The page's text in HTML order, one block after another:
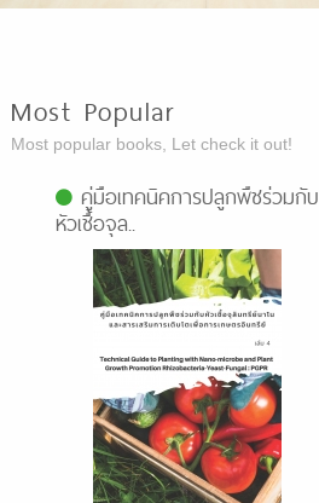
Most Popular
Most popular books, Let check it out!
คู่มือเทคนิคการปลูกพืชร่วมกับ
หัวเชื้อจุล..